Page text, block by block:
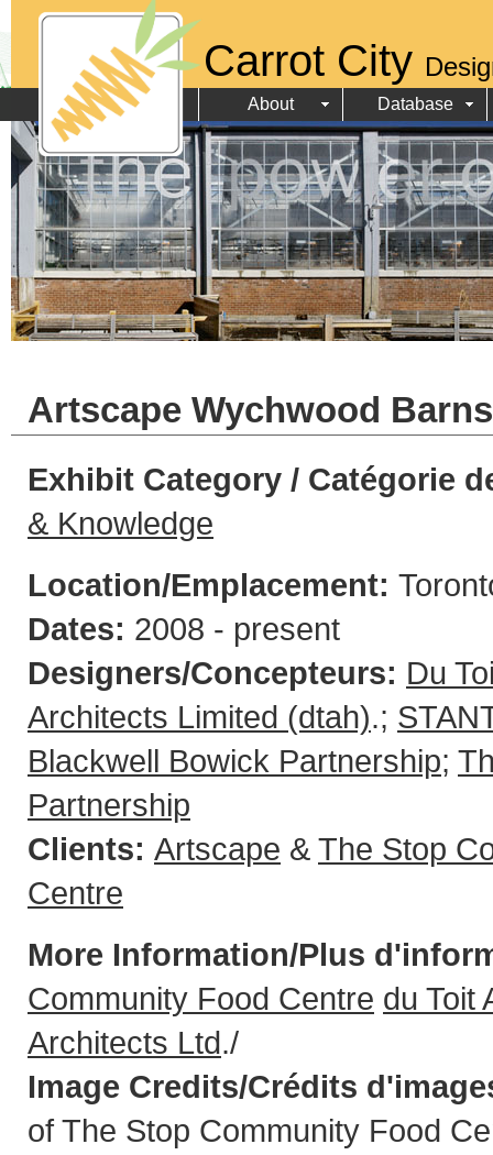
Carrot City
About Database
Artscape Wychwood Barns
Exhibit Category / Catégorie
& Knowledge
Location/Emplacement:
Dates: 2008 - present
Designers/Concepteurs: Du
Architects Limited (dtah).;
Blackwell Bowick Partnership;
Partnership
Clients: Artscape & The Stop
Centre
More Information/Plus
Community Food Centre du Toit
Architects Ltd./
Image Credits/Crédits
of The Stop Community Food